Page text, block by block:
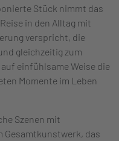
Stück nimmt das
in den Alltag mit
verspricht, die
gleichzeitig zum
einfühlsame Weise die
Momente im Leben
Szenen mit
Gesamtkunstwerk, das